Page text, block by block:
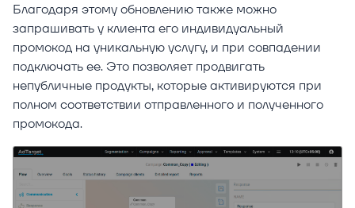
Благодаря этому обновлению также можно
запрашивать у клиента его индивидуальный
промокод на уникальную услугу, и при совпадении
подключать ее. Это позволяет продвигать
непубличные продукты, которые активируются при
полном соответствии отправленного и полученного
промокода.